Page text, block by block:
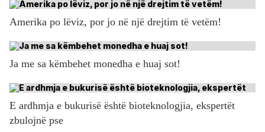
Amerika po lëviz, por jo në një drejtim të vetëm!
Ja me sa këmbehet monedha e huaj sot!
E ardhmja e bukurisë është bioteknologjia, ekspertët
zbulojnë pse